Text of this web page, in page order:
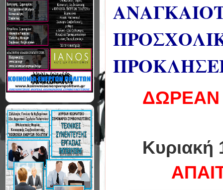
ΔΩΡΕΑΝ
Κυριακή